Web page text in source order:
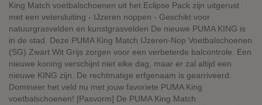
King Match voetbalschoenen uit het Eclipse Pack zijn uitgerust
met een vetersluiting - IJzeren noppen - Geschikt voor
natuurgrasvelden en kunstgrasvelden De nieuwe PUMA KING is
in de stad. Deze PUMA King Match IJzeren-Nop Voetbalschoenen
(SG) Zwart Wit Grijs zorgen voor een verbeterde balcontrole. Een
nieuwe koning verschijnt niet elke dag, maar er zal altijd een
nieuwe KING zijn. De rechtmatige erfgenaam is gearriveerd.
Domineer het veld nu met jouw favoriete PUMA King
voetbalschoenen! [Pasvorm] De PUMA King Match